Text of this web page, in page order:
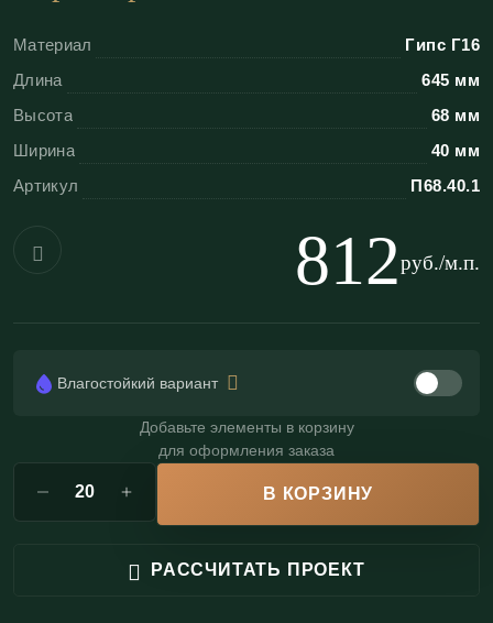
неоклассику и парадные интерьеры с античными
цитатами.
Преимущества гипсовых порезок
«ЭКОЛЕПНИНА»
позволяет отлить тончайшие элементы
ленты;
Влагостойкость: возможно изготовление
влагостойкого варианта для ванных комнат и
хаммамов (по запросу);
Экологичность:100% природный материал,
не выделяет вредных веществ;
Материал
Гипс Г16
Длина
645 мм
Высота
68 мм
Ширина
40 мм
Артикул
П68.40.1
812руб./м.п.
Влагостойкий вариант
Добавьте элементы в корзину
для оформления заказа
В КОРЗИНУ
РАССЧИТАТЬ ПРОЕКТ